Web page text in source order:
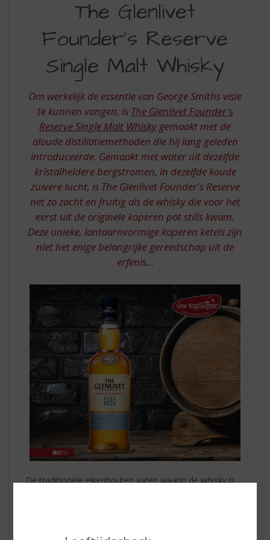
GLENLIVET
FOUNDERS
RESERVE
The Glenlivet
Founder's Reserve
Single Malt Whisky
Om werkelijk de essentie van George Smiths visie
te kunnen vangen, is The Glenlivet Founder's
Reserve Single Malt Whisky gemaakt met de
aloude distillatiemethoden die hij lang geleden
introduceerde. Gemaakt met water uit dezelfde
kristalheldere bergstromen, in dezelfde koude
zuivere lucht, is The Glenlivet Founder's Reserve
net zo zacht en fruitig als de whisky die voor het
eerst uit de originele koperen pot stills kwam.
Deze unieke, lantaarnvormige koperen ketels zijn
niet het enige belangrijke gereedschap uit de
erfenis...
De traditionele eikenhouten vaten waarin de whisky is